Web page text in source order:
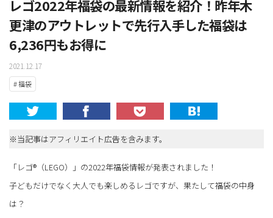
レゴ2022年福袋の最新情報を紹介！昨年木
更津のアウトレットで先行入手した福袋は
6,236円もお得に
2021.12.17
# 福袋
※当記事はアフィリエイト広告を含みます。
「レゴ®（LEGO）」の2022年福袋情報が発表されました！
子どもだけでなく大人でも楽しめるレゴですが、果たして福袋の中身
は？